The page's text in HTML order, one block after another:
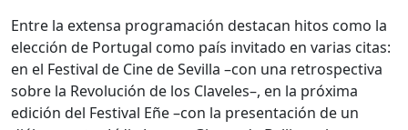
Entre la extensa programación destacan hitos como la
elección de Portugal como país invitado en varias citas:
en el Festival de Cine de Sevilla –con una retrospectiva
sobre la Revolución de los Claveles–, en la próxima
edición del Festival Eñe –con la presentación de un